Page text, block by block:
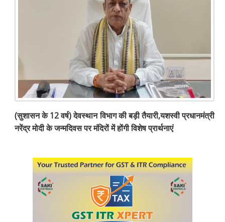
(सुशासन के 12 वर्ष) देवस्थान विभाग की बड़ी तैयारी,यशस्वी प्रधानमंत्री
नरेंद्र मोदी के जन्मदिवस पर मंदिरों में होंगी विशेष प्रार्थनाएं